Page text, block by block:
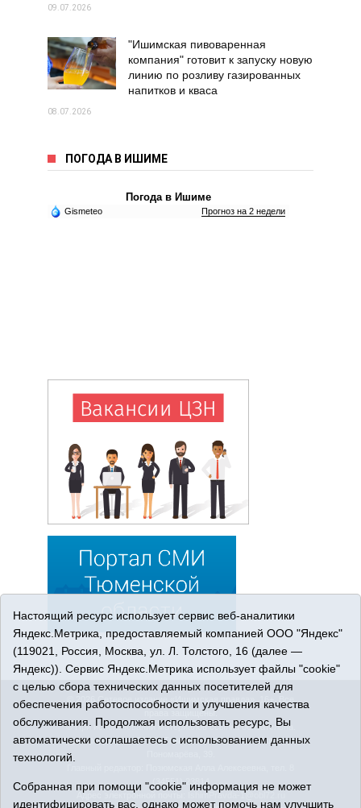
09.07.2026
"Ишимская пивоваренная
компания" готовит к запуску новую
линию по розливу газированных
напитков и кваса
08.07.2026
ПОГОДА В ИШИМЕ
Погода в Ишиме
Gismeteo Прогноз на 2 недели
© 2026 Сетевое издание «Ишимская правда». 16+. Все
права защищены.
© При использовании материалов ссылка обязательна.
Адрес редакции: 627750 Тюменская область, г. Ишим, ул.
(34551) 23814
Адрес электронной почты:
IshimPravda-1@obl72.ru
Настоящий ресурс использует сервис веб-аналитики
Яндекс.Метрика, предоставляемый компанией ООО "Яндекс"
(119021, Россия, Москва, ул. Л. Толстого, 16 (далее —
Яндекс)). Сервис Яндекс.Метрика использует файлы "cookie"
с целью сбора технических данных посетителей для
обеспечения работоспособности и улучшения качества
обслуживания. Продолжая использовать ресурс, Вы
автоматически соглашаетесь с использованием данных
технологий.
Собранная при помощи "cookie" информация не может
идентифицировать вас, однако может помочь нам улучшить